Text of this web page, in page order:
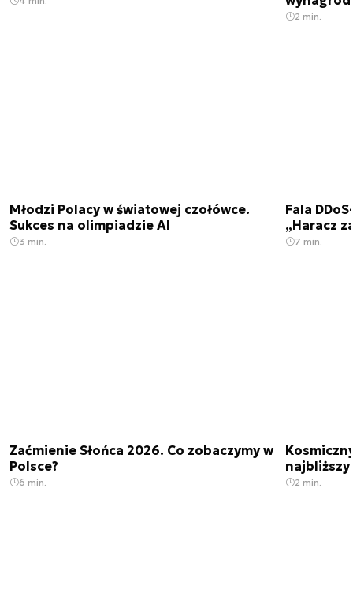
2 min.
Młodzi Polacy w światowej czołówce.
Sukces na olimpiadzie AI
3 min.
Fala
„Haracz
7 min.
Zaćmienie Słońca 2026. Co zobaczymy w
Polsce?
6 min. 2 min.